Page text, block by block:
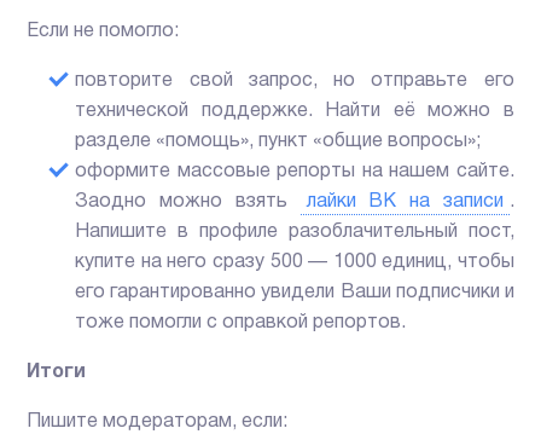
Если не помогло:
повторите свой запрос, но отправьте его
технической поддержке. Найти её можно в
разделе «помощь», пункт «общие вопросы»;
оформите массовые репорты на нашем сайте.
Заодно можно взять
лайки ВК на записи .
Напишите в профиле разоблачительный пост,
купите на него сразу 500 — 1000 единиц, чтобы
его гарантированно увидели Ваши подписчики и
тоже помогли с оправкой репортов.
Итоги
Пишите модераторам, если: